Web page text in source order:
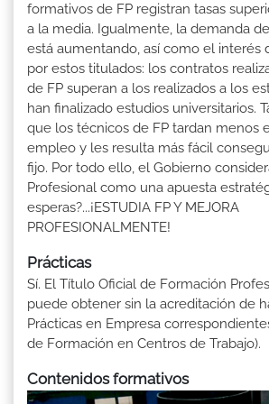
formativos de FP registran tasas
a la media. Igualmente, la demanda
está aumentando, así como el interés
por estos titulados: los contratos
de FP superan a los realizados a los
han finalizado estudios universitarios.
que los técnicos de FP tardan menos
empleo y les resulta más fácil
fijo. Por todo ello, el Gobierno
Profesional como una apuesta
esperas?...¡ESTUDIA FP Y MEJORA
PROFESIONALMENTE!
Prácticas
Sí. El Título Oficial de Formación
puede obtener sin la acreditación de
Prácticas en Empresa
de Formación en Centros de Trabajo).
Contenidos formativos